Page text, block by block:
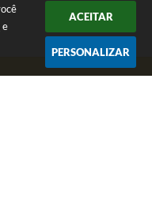
e
ACEITAR
PERSONALIZAR